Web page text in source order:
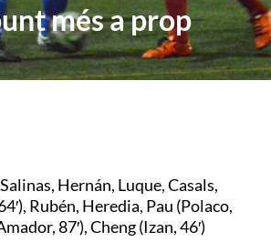
més a prop
Hernán, Luque, Casals,
Rubén, Heredia, Pau (Polaco,
87′), Cheng (Izan, 46′)